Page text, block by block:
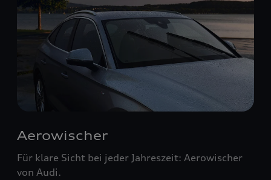
Aerowischer
Für klare Sicht bei jeder Jahreszeit: Aerowischer
von Audi.